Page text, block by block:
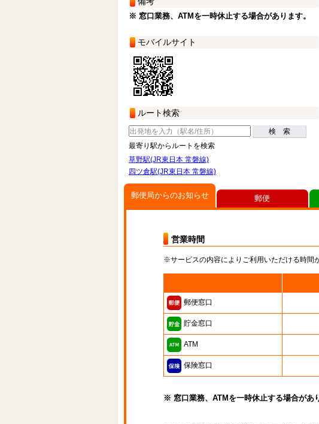
※ 窓口業務、ATMを一時休止する場合があります。
モバイルサイト
ルート検索
検 索
最寄り駅からルートを検索
草野駅(JR東日本 常磐線)
四ツ倉駅(JR東日本 常磐線)
郵便局からのお知らせ
営業時間
※サービスの内容によりご利用いただける時間
郵便窓口
貯金窓口
ATM
保険窓口
※ 窓口業務、ATMを一時休止する場合があ
郵便